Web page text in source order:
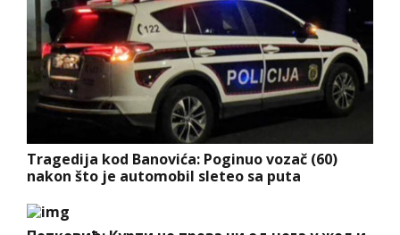
Tragedija kod Banovića: Poginuo vozač (60)
nakon što je automobil sleteo sa puta